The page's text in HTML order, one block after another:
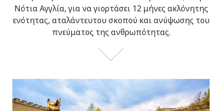
Νότια Αγγλία, για να γιορτάσει 12 μήνες ακλόνητης
ενότητας, αταλάντευτου σκοπού και ανύψωσης του
πνεύματος της ανθρωπότητας.